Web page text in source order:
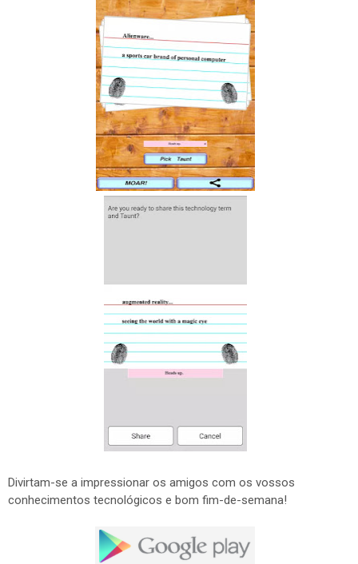
Divirtam-se a impressionar os amigos com os vossos
conhecimentos tecnológicos e bom fim-de-semana!